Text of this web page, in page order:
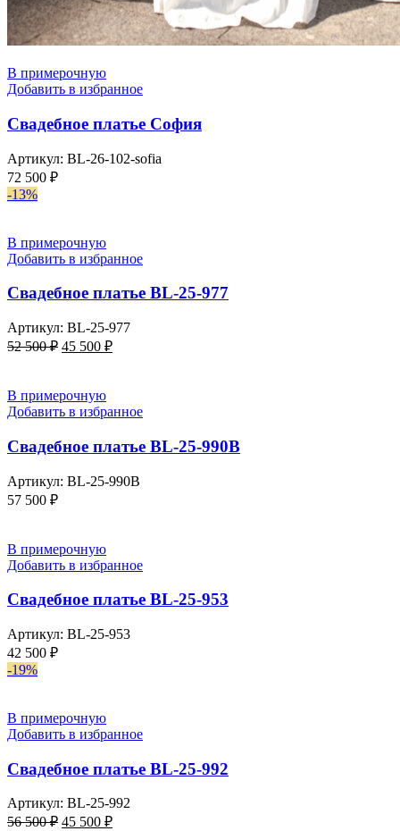
В примерочную
Добавить в избранное
Свадебное платье София
Артикул: BL-26-102-sofia
72 500 ₽
-13%
В примерочную
Добавить в избранное
Свадебное платье BL-25-977
Артикул: BL-25-977
52 500₽ 45 500 ₽
В примерочную
Добавить в избранное
Свадебное платье BL-25-990B
Артикул: BL-25-990B
57 500 ₽
В примерочную
Добавить в избранное
Свадебное платье BL-25-953
Артикул: BL-25-953
42 500 ₽
-19%
В примерочную
Добавить в избранное
Свадебное платье BL-25-992
Артикул: BL-25-992
56 500₽ 45 500 ₽